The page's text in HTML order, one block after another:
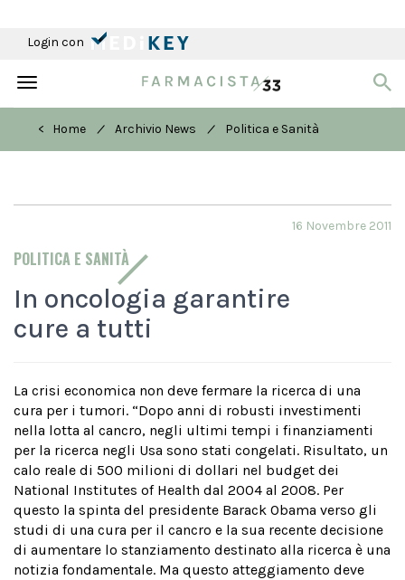
Login con
Toggle
< Home
/ Archivio News / Politica e Sanità
POLITICA E SANITÀ
16 Novembre 2011
In oncologia garantire
cure a tutti
La crisi economica non deve fermare la ricerca di una
cura per i tumori. “Dopo anni di robusti investimenti
nella lotta al cancro, negli ultimi tempi i finanziamenti
per la ricerca negli Usa sono stati congelati. Risultato, un
calo reale di 500 milioni di dollari nel budget dei
National Institutes of Health dal 2004 al 2008. Per
questo la spinta del presidente Barack Obama verso gli
studi di una cura per il cancro e la sua recente decisione
di aumentare lo stanziamento destinato alla ricerca è una
notizia fondamentale. Ma questo atteggiamento deve